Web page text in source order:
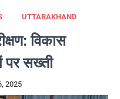
UTTARAKHAND
विकास
पर सख्ती
2025